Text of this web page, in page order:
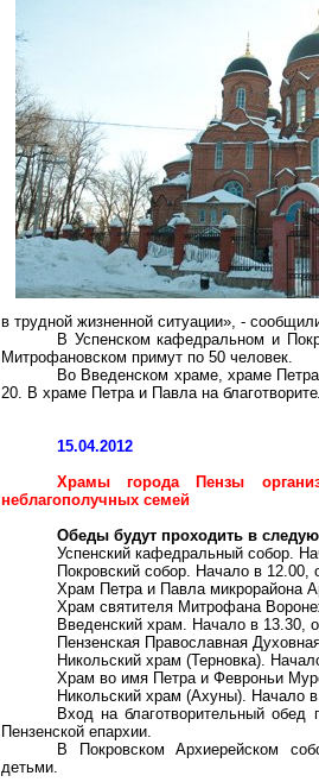
в трудной жизненной ситуации», -
В Успенском кафедральном и
Митрофановском примут по 50 человек.
Во Введенском храме, храме
20. В храме Петра и Павла на
15.04.2012
Храмы города Пензы
неблагополучных семей
Обеды будут проходить в
Успенский кафедральный собор.
Покровский собор. Начало в 12.00,
Храм Петра и Павла микрорайона
Храм святителя Митрофана
Введенский храм. Начало в 13.30,
Пензенская Православная
Никольский храм (Терновка).
Храм во имя Петра и Февроньи
Никольский храм (Ахуны). Начало
Вход на благотворительный
Пензенской епархии.
В Покровском Архиерейском
детьми.